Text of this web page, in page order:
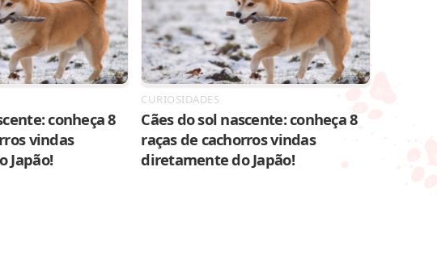
conheça 8
vindas
Japão!
CURIOSIDADES
Cães do sol nascente: conheça 8
raças de cachorros vindas
diretamente do Japão!